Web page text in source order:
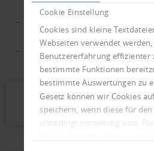
Cookie Einstellung
Cookies sind kleine
Webseiten verwendet
Benutzererfahrung effizienter
bestimmte Funktionen
bestimmte Auswertungen zu
Gesetz können wir Cookies
speichern, wenn diese für
unbedingt notwendig sind.
auf Vorjahresniveau zu.
Konkurspublikationen mit
neuer Rekordwert von
Privatkonkurse von lebenden
stärker als ausgeschlagene